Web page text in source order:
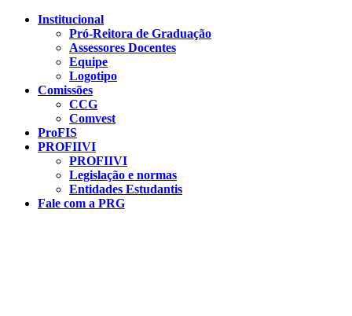
Conteúdo principal
Institucional
Pró-Reitora de Graduação
Assessores Docentes
Equipe
Logotipo
Comissões
CCG
Comvest
ProFIS
PROFIIVI
PROFIIVI
Legislação e normas
Entidades Estudantis
Fale com a PRG